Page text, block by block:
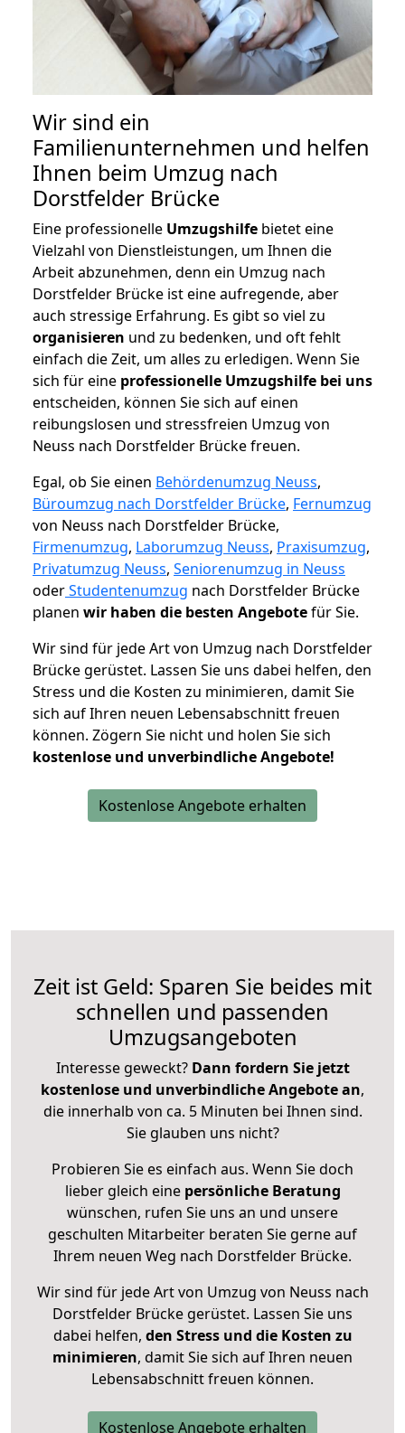
Wir sind ein
Familienunternehmen und helfen
Ihnen beim Umzug nach
Dorstfelder Brücke
Eine professionelle Umzugshilfe bietet eine
Vielzahl von Dienstleistungen, um Ihnen die
Arbeit abzunehmen, denn ein Umzug nach
Dorstfelder Brücke ist eine aufregende, aber
auch stressige Erfahrung. Es gibt so viel zu
organisieren und zu bedenken, und oft fehlt
einfach die Zeit, um alles zu erledigen. Wenn Sie
sich für eine professionelle Umzugshilfe bei uns
entscheiden, können Sie sich auf einen
reibungslosen und stressfreien Umzug von
Neuss nach Dorstfelder Brücke freuen.
Egal, ob Sie einen Behördenumzug Neuss,
Büroumzug nach Dorstfelder Brücke, Fernumzug
von Neuss nach Dorstfelder Brücke,
Firmenumzug, Laborumzug Neuss, Praxisumzug,
Privatumzug Neuss, Seniorenumzug in Neuss
oderStudentenumzug nach Dorstfelder Brücke
planen wir haben die besten Angebotefür Sie.
Wir sind für jede Art von Umzug nach Dorstfelder
Brücke gerüstet. Lassen Sie uns dabei helfen, den
Stress und die Kosten zu minimieren, damit Sie
sich auf Ihren neuen Lebensabschnitt freuen
können. Zögern Sie nicht und holen Sie sich
kostenlose und unverbindliche Angebote!
Kostenlose Angebote erhalten
Zeit ist Geld: Sparen Sie beides mit
schnellen und passenden
Umzugsangeboten
Interesse geweckt? Dann fordern Sie jetzt
kostenlose und unverbindliche Angebote an,
die innerhalb von ca. 5 Minuten bei Ihnen sind.
Sie glauben uns nicht?
Probieren Sie es einfach aus. Wenn Sie doch
lieber gleich eine persönliche Beratung
wünschen, rufen Sie uns an und unsere
geschulten Mitarbeiter beraten Sie gerne auf
Ihrem neuen Weg nach Dorstfelder Brücke.
Wir sind für jede Art von Umzug von Neuss nach
Dorstfelder Brücke gerüstet. Lassen Sie uns
dabei helfen, den Stress und die Kosten zu
minimieren, damit Sie sich auf Ihren neuen
Lebensabschnitt freuen können.
Kostenlose Angebote erhalten